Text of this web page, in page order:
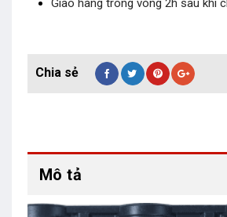
Giao hàng trong vòng 2h sau khi
Mô tả